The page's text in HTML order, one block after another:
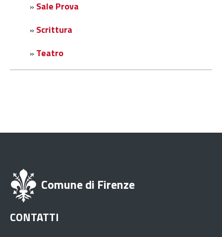
» Sale Prova
» Scrittura
» Teatro
Comune di Firenze
CONTATTI